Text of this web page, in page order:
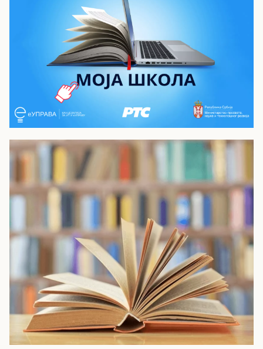
Моја школа - РТС Планета
Видео лекције из опшеобразовних и
стручних предмета за средњу школу